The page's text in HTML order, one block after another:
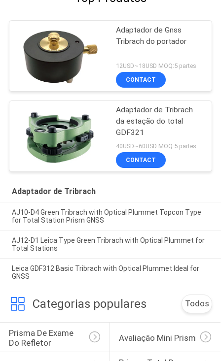
Adaptador de Gnss
Tribrach do portador
12USD~18USD MOQ:5 partes
CONTACT
Adaptador de Tribrach
da estação do total
GDF321
40USD~60USD MOQ:5 partes
CONTACT
Adaptador de Tribrach
AJ10-D4 Green Tribrach with Optical Plummet Topcon Type
for Total Station Prism GNSS
AJ12-D1 Leica Type Green Tribrach with Optical Plummet for
Total Stations
Leica GDF312 Basic Tribrach with Optical Plummet Ideal for
GNSS
Categorias populares Todos
Prisma De Exame
Do Refletor
Avaliação Mini Prism